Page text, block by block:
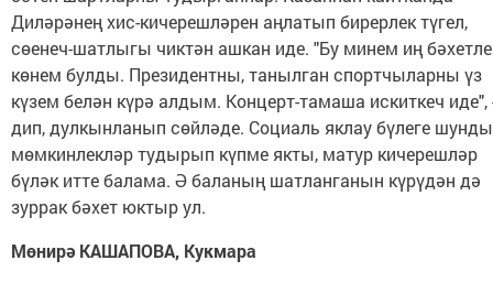
Диләрәнең хис-кичерешләрен аңлатып бирерлек түгел,
сөенеч-шатлыгы чиктән ашкан иде. "Бу минем иң бәхетле
көнем булды. Президентны, танылган спортчыларны үз
күзем белән күрә алдым. Концерт-тамаша искиткеч иде",
дип, дулкынланып сөйләде. Социаль яклау бүлеге
мөмкинлекләр тудырып күпме якты, матур кичерешләр
бүләк итте балама. Ә баланың шатланганын күрүдән дә
зуррак бәхет юктыр ул.
Мөнирә КАШАПОВА, Кукмара